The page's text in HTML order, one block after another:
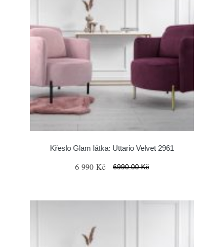
Křeslo Glam látka: Uttario Velvet 2961
6 990 Kč 6990.00 Kč